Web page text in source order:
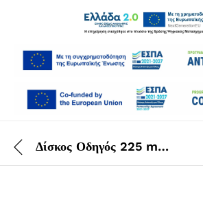
Δίσκος Οδηγός 225 mm Taski 250μicro